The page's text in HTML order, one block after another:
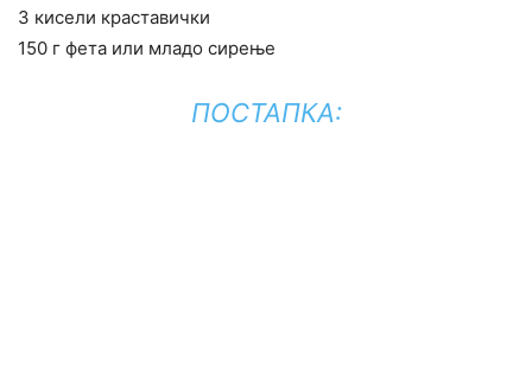
3 кисели краставички
150 г фета или младо сирење
ПОСТАПКА: